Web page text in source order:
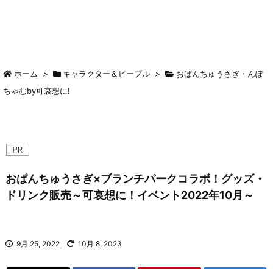
ホーム > キャラクター＆ピープル >
おぱんちゅうさぎ・んぽ
ちゃむby可哀想に!
おぱんちゅうさぎ×ブランチパークコラボ！グッズ・
ドリンク販売～可哀想に！イベント2022年10月～
9月 25, 2022 10月 8, 2023